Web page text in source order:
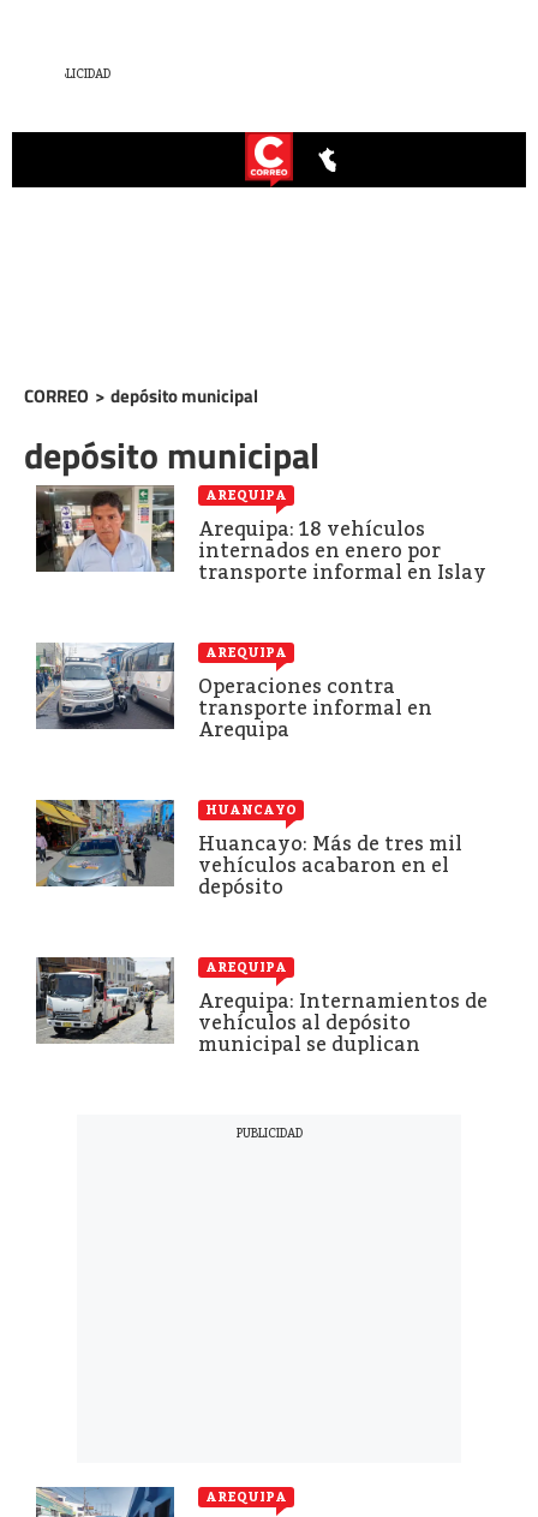
CORREO > depósito municipal
depósito municipal
AREQUIPA
Arequipa: 18 vehículos
internados en enero por
transporte informal en Islay
AREQUIPA
Operaciones contra
transporte informal en
Arequipa
HUANCAYO
Huancayo: Más de tres mil
vehículos acabaron en el
depósito
AREQUIPA
Arequipa: Internamientos de
vehículos al depósito
municipal se duplican
AREQUIPA